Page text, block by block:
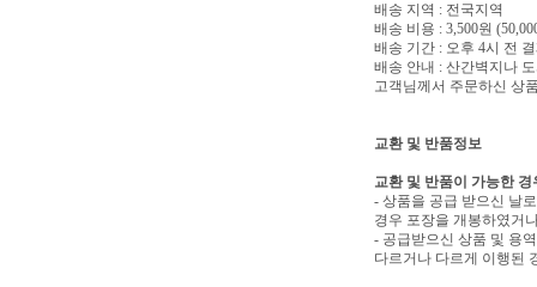
배송 지역 : 전국지역
배송 비용 : 3,500원
배송 기간 : 오후 4시 전
배송 안내 : 산간벽지나
고객님께서 주문하신 상
교환 및 반품정보
교환 및 반품이 가능한 경
- 상품을 공급 받으신 날
경우 포장을 개봉하였거
- 공급받으신 상품 및 용
다르거나 다르게 이행된